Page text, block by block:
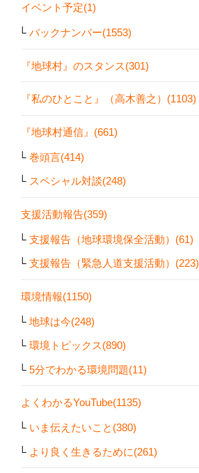
イベント予定(1)
バックナンバー(1553)
『地球村』のスタンス(301)
『私のひとこと』（高木善之）(1103)
『地球村通信』(661)
巻頭言(414)
スペシャル対談(248)
支援活動報告(359)
支援報告（地球環境保全活動）(61)
支援報告（緊急人道支援活動）(223)
環境情報(1150)
地球は今(248)
環境トピックス(890)
5分でわかる環境問題(11)
よくわかるYouTube(1135)
いま伝えたいこと(380)
より良く生きるために(261)